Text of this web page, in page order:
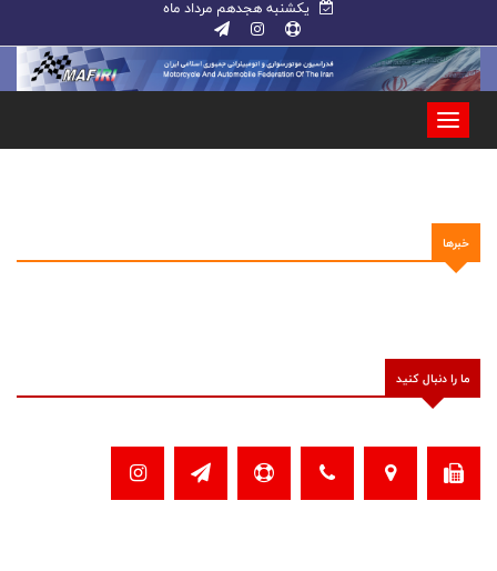
یکشنبه هجدهم مرداد ماه
خبرها
ما را دنبال کنید